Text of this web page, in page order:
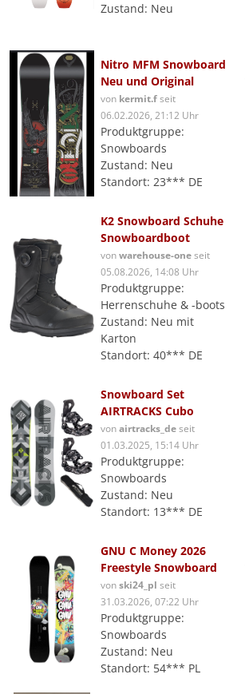
Zustand: Neu
Nitro MFM Snowboard
Neu und Original
von kermit.fseit
06.02.2026, 21:12 Uhr
Produktgruppe:
Snowboards
Zustand: Neu
Standort: 23*** DE
K2 Snowboard Schuhe
Snowboardboot
vonwarehouse-oneseit
05.08.2026, 14:08 Uhr
Produktgruppe:
Herrenschuhe & -boots
Zustand: Neu mit
Karton
Standort: 40*** DE
Snowboard Set
AIRTRACKS Cubo
vonairtracks_deseit
01.03.2025, 15:14 Uhr
Produktgruppe:
Snowboards
Zustand: Neu
Standort: 13*** DE
GNU C Money 2026
Freestyle Snowboard
vonski24_pl seit
31.03.2026, 07:22 Uhr
Produktgruppe:
Snowboards
Zustand: Neu
Standort: 54*** PL